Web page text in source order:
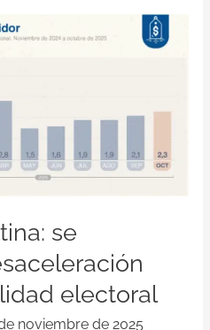
se
electoral
noviembre de 2025